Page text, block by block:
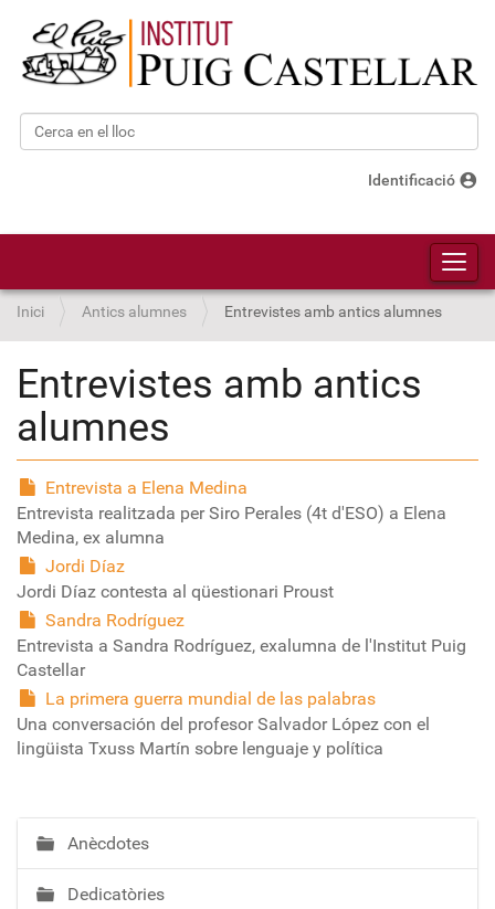
Cerca
Identificació account_circle
Inici Antics alumnes Entrevistes amb antics alumnes
Entrevistes amb antics
alumnes
Entrevista a Elena Medina
Entrevista realitzada per Siro Perales (4t d'ESO) a Elena
Medina, ex alumna
Jordi Díaz
Jordi Díaz contesta al qüestionari Proust
Sandra Rodríguez
Entrevista a Sandra Rodríguez, exalumna de l'Institut Puig
Castellar
La primera guerra mundial de las palabras
Una conversación del profesor Salvador López con el
lingüista Txuss Martín sobre lenguaje y política
N
a
v
Anècdotes
Dedicatòries